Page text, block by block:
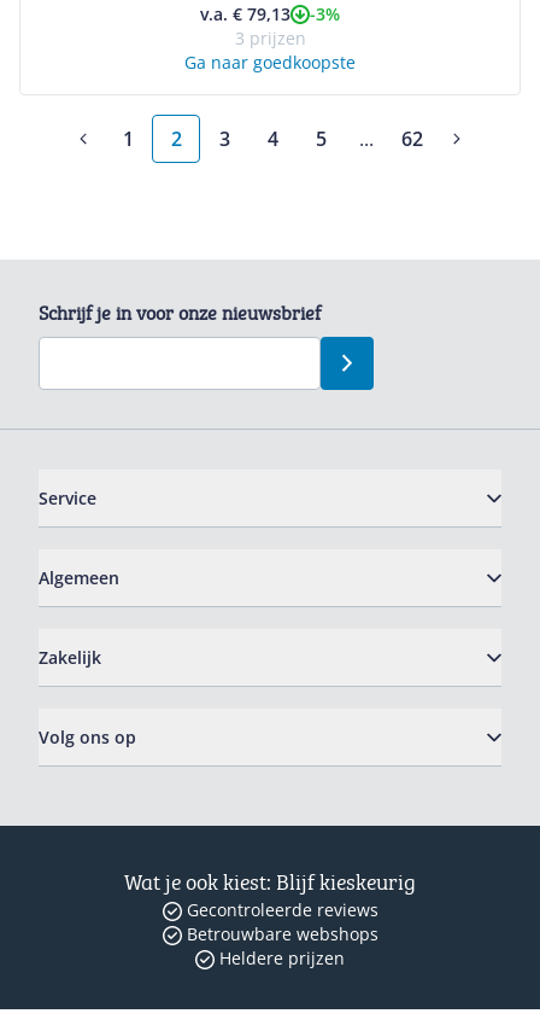
v.a. € 79,13
-3%
3 prijzen
Ga naar goedkoopste
1 2 3 4 5 ...More pages
62
Schrijf je in voor onze nieuwsbrief
Service
Algemeen
Zakelijk
Volg ons op
Wat je ook kiest: Blijf kieskeurig
Gecontroleerde reviews
Betrouwbare webshops
Heldere prijzen